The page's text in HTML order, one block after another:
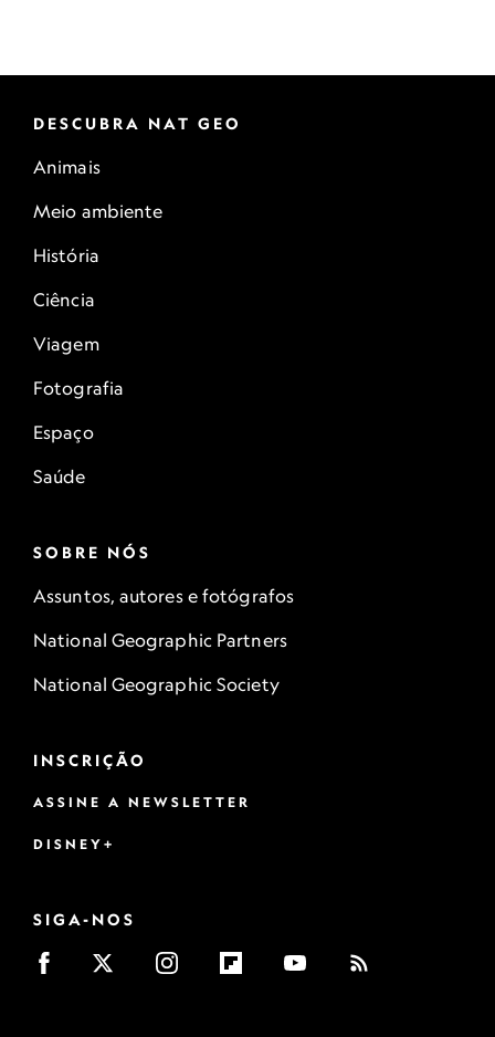
DESCUBRA NAT GEO
Animais
Meio ambiente
História
Ciência
Viagem
Fotografia
Espaço
Saúde
SOBRE NÓS
Assuntos, autores e fotógrafos
National Geographic Partners
National Geographic Society
INSCRIÇÃO
ASSINE A NEWSLETTER
DISNEY+
SIGA-NOS